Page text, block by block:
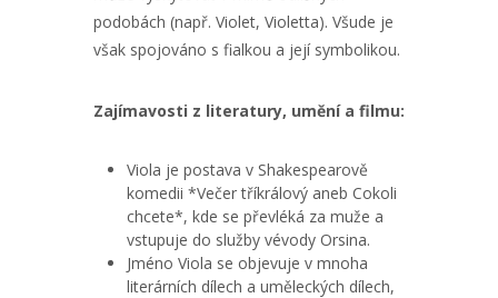
podobách (např. Violet, Violetta). Všude je
však spojováno s fialkou a její symbolikou.
Zajímavosti z literatury, umění a filmu:
Viola je postava v Shakespearově
komedii *Večer tříkrálový aneb Cokoli
chcete*, kde se převléká za muže a
vstupuje do služby vévody Orsina.
Jméno Viola se objevuje v mnoha
literárních dílech a uměleckých dílech,